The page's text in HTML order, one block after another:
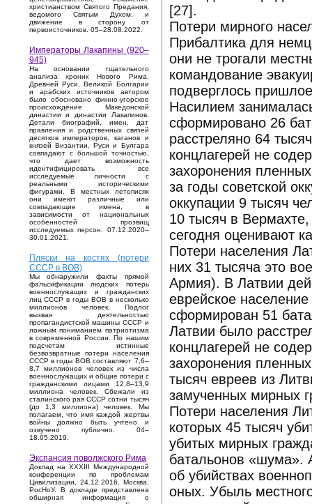
христианством Святого Предания,
ведомого Святым Духом, и
движение в сторону от
первоисточников. 05–28.08.2022.
Императоры Лакапины (920–
945)
На основании тщательного
анализа хроник Нового Рима,
Древней Руси, Великой Болгарии
и арабских источников автором
было обосновано финно-угорское
происхождение Македонской
династии и династии Лакапинов.
Детали биографий, имен, дат
правления и родственных связей
десятков императоров, каганов и
князей Византии, Руси и Булгара
совпадают с большой точностью,
что дает возможность
идентифицировать все
исследуемые личности с
реальными историческими
фигурами. В местных летописях
они имеют различные или
совпадающие имена, в
зависимости от национальных
особенностей прозвищ
исследуемых персон. 07.12.2020–
30.01.2021.
Пляски на костях (потери
СССР в ВОВ)
Мы обнаружили факты прямой
фальсификации людских потерь
военнослужащих и гражданских
лиц СССР в годы ВОВ в несколько
миллионов человек. Подлог
вызван деятельностью
пропагандистской машины СССР и
ложным пониманием патриотизма
в современной России. По нашим
подсчетам истинные
безвозвратные потери населения
СССР в годы ВОВ составляют 7,6–
8,7 миллионов человек из числа
военнослужащих и общие потери с
гражданскими лицами 12,8–13,9
миллиона человек. Сбежали из
сталинского рая СССР сотни тысяч
(до 1,3 миллиона) человек. Мы
полагаем, что имя каждой жертвы
войны должно быть учтено и
озвучено публично. 04–
18.05.2019.
Экспансия поволжского Рима
Доклад на XXXIII Международной
конференции по проблемам
Цивилизации, 24.12.2016, Москва,
РосНоУ. В докладе представлена
обширная информация о
[27].
Потери мирного
Прибалтика для
они не трогали
командование
подверглось
Насилием
сформировано 26
расстреляно 64
концлагерей не
захоронения
за годы советской
оккупации 9 тысяч
10 тысяч в
сегодня оценивают
Потери населения
них 31 тысяча это
Армия). В Латвии
еврейское
сформирован 51
Латвии было
концлагерей не
захоронения
тысяч евреев из
замученных мирных
Потери населения
которых 45 тысяч
убитых мирных
батальонов «шума».
об убийствах
оных. Убыль